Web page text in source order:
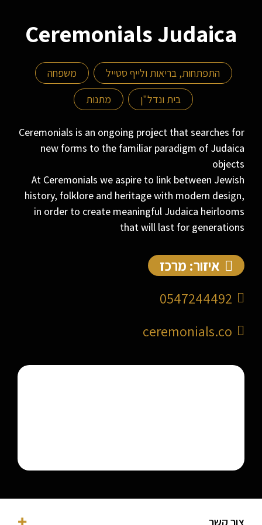
Ceremonials Judaica
התפתחות, בריאות ולייף סטייל
משפחה
בית ונדל"ן
מתנות
Ceremonials is an ongoing project that searches for
new forms to the familiar paradigm of Judaica
objects
At Ceremonials we aspire to link between Jewish
history, folklore and heritage with modern design,
in order to create meaningful Judaica heirlooms
that will last for generations
איזור: מרכז
0547244492
ceremonials.co